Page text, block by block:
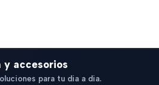
y accesorios
para tu dia a dia.